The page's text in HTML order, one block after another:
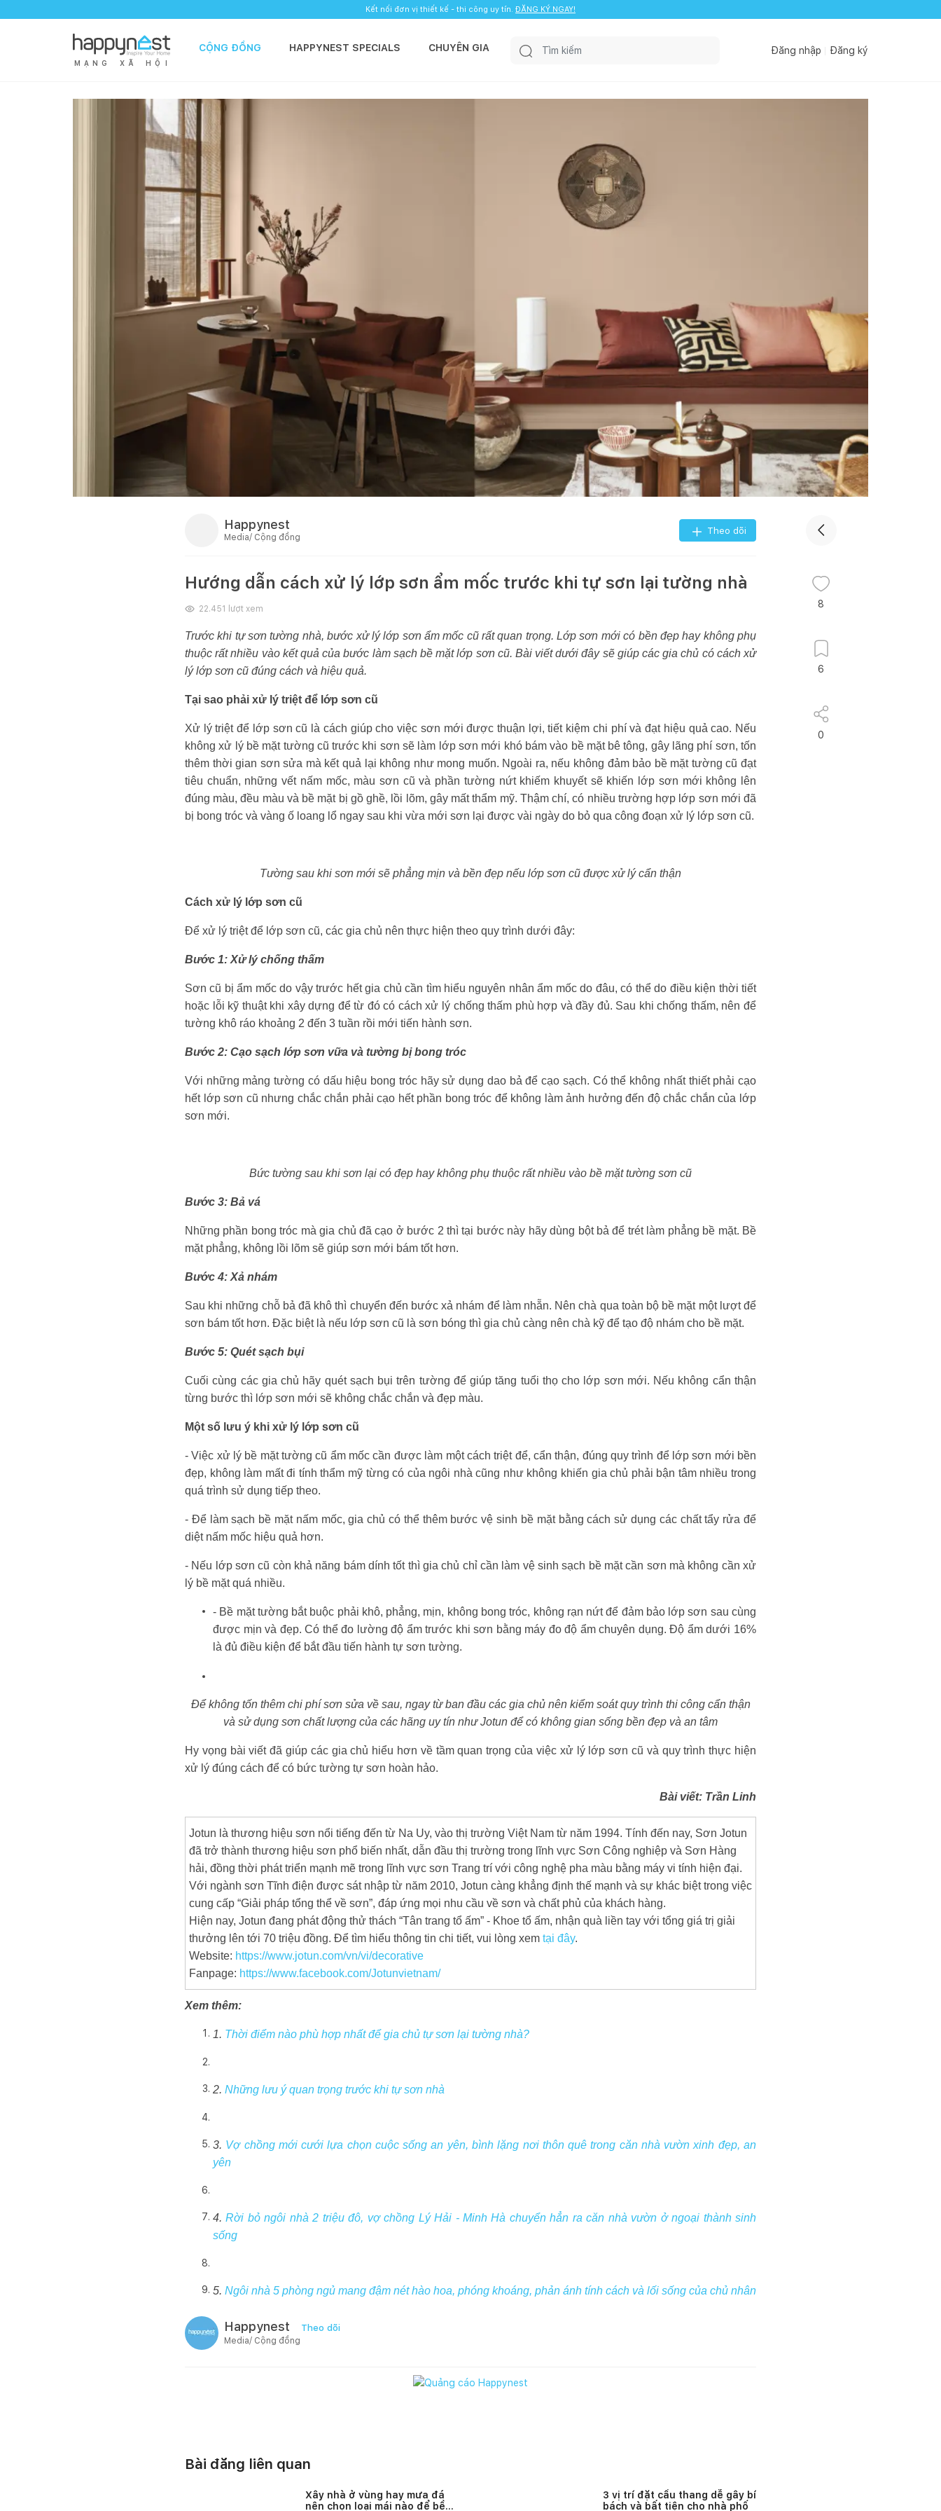
Kết nối đơn vị thiết kế - thi công uy tín. ĐĂNG KÝ NGAY!
M Ạ N G X Ã H Ộ I
CỘNG ĐỒNG HAPPYNEST SPECIALS CHUYÊN GIA Đăng nhập Đăng ký
Happynest
Media/ Cộng đồng
Theo dõi
Hướng dẫn cách xử lý lớp sơn ẩm mốc trước khi tự sơn lại tường nhà
22.451 lượt xem
Trước khi tự sơn tường nhà, bước xử lý lớp sơn ẩm mốc cũ rất quan trọng. Lớp sơn mới có bền đẹp hay không phụ
thuộc rất nhiều vào kết quả của bước làm sạch bề mặt lớp sơn cũ. Bài viết dưới đây sẽ giúp các gia chủ có cách xử
lý lớp sơn cũ đúng cách và hiệu quả.
Tại sao phải xử lý triệt để lớp sơn cũ
Xử lý triệt để lớp sơn cũ là cách giúp cho việc sơn mới được thuận lợi, tiết kiệm chi phí và đạt hiệu quả cao. Nếu
không xử lý bề mặt tường cũ trước khi sơn sẽ làm lớp sơn mới khó bám vào bề mặt bê tông, gây lãng phí sơn, tốn
thêm thời gian sơn sửa mà kết quả lại không như mong muốn. Ngoài ra, nếu không đảm bảo bề mặt tường cũ đạt
tiêu chuẩn, những vết nấm mốc, màu sơn cũ và phần tường nứt khiếm khuyết sẽ khiến lớp sơn mới không lên
đúng màu, đều màu và bề mặt bị gồ ghề, lồi lõm, gây mất thẩm mỹ. Thậm chí, có nhiều trường hợp lớp sơn mới đã
bị bong tróc và vàng ố loang lổ ngay sau khi vừa mới sơn lại được vài ngày do bỏ qua công đoạn xử lý lớp sơn cũ.
Tường sau khi sơn mới sẽ phẳng mịn và bền đẹp nếu lớp sơn cũ được xử lý cẩn thận
Cách xử lý lớp sơn cũ
Để xử lý triệt để lớp sơn cũ, các gia chủ nên thực hiện theo quy trình dưới đây:
Bước 1: Xử lý chống thấm
Sơn cũ bị ẩm mốc do vậy trước hết gia chủ cần tìm hiểu nguyên nhân ẩm mốc do đâu, có thể do điều kiện thời tiết
hoặc lỗi kỹ thuật khi xây dựng để từ đó có cách xử lý chống thấm phù hợp và đầy đủ. Sau khi chống thấm, nên để
tường khô ráo khoảng 2 đến 3 tuần rồi mới tiến hành sơn.
Bước 2: Cạo sạch lớp sơn vữa và tường bị bong tróc
Với những mảng tường có dấu hiệu bong tróc hãy sử dụng dao bả để cạo sạch. Có thể không nhất thiết phải cạo
hết lớp sơn cũ nhưng chắc chắn phải cạo hết phần bong tróc để không làm ảnh hưởng đến độ chắc chắn của lớp
sơn mới.
Bức tường sau khi sơn lại có đẹp hay không phụ thuộc rất nhiều vào bề mặt tường sơn cũ
Bước 3: Bả vá
Những phần bong tróc mà gia chủ đã cạo ở bước 2 thì tại bước này hãy dùng bột bả để trét làm phẳng bề mặt. Bề
mặt phẳng, không lồi lõm sẽ giúp sơn mới bám tốt hơn.
Bước 4: Xả nhám
Sau khi những chỗ bả đã khô thì chuyển đến bước xả nhám để làm nhẵn. Nên chà qua toàn bộ bề mặt một lượt để
sơn bám tốt hơn. Đặc biệt là nếu lớp sơn cũ là sơn bóng thì gia chủ càng nên chà kỹ để tạo độ nhám cho bề mặt.
Bước 5: Quét sạch bụi
Cuối cùng các gia chủ hãy quét sạch bụi trên tường để giúp tăng tuổi thọ cho lớp sơn mới. Nếu không cẩn thận
từng bước thì lớp sơn mới sẽ không chắc chắn và đẹp màu.
Một số lưu ý khi xử lý lớp sơn cũ
- Việc xử lý bề mặt tường cũ ẩm mốc cần được làm một cách triệt để, cẩn thận, đúng quy trình để lớp sơn mới bền
đẹp, không làm mất đi tính thẩm mỹ từng có của ngôi nhà cũng như không khiến gia chủ phải bận tâm nhiều trong
quá trình sử dụng tiếp theo.
- Để làm sạch bề mặt nấm mốc, gia chủ có thể thêm bước vệ sinh bề mặt bằng cách sử dụng các chất tẩy rửa để
diệt nấm mốc hiệu quả hơn.
- Nếu lớp sơn cũ còn khả năng bám dính tốt thì gia chủ chỉ cần làm vệ sinh sạch bề mặt cần sơn mà không cần xử
lý bề mặt quá nhiều.
- Bề mặt tường bắt buộc phải khô, phẳng, mịn, không bong tróc, không rạn nứt để đảm bảo lớp sơn sau cùng
được mịn và đẹp. Có thể đo lường độ ẩm trước khi sơn bằng máy đo độ ẩm chuyên dụng. Độ ẩm dưới 16%
là đủ điều kiện để bắt đầu tiến hành tự sơn tường.
Để không tốn thêm chi phí sơn sửa về sau, ngay từ ban đầu các gia chủ nên kiểm soát quy trình thi công cẩn thận
và sử dụng sơn chất lượng của các hãng uy tín như Jotun để có không gian sống bền đẹp và an tâm
Hy vọng bài viết đã giúp các gia chủ hiểu hơn về tầm quan trọng của việc xử lý lớp sơn cũ và quy trình thực hiện
xử lý đúng cách để có bức tường tự sơn hoàn hảo.
Bài viết: Trần Linh
Jotun là thương hiệu sơn nổi tiếng đến từ Na Uy, vào thị trường Việt Nam từ năm 1994. Tính đến nay, Sơn Jotun
đã trở thành thương hiệu sơn phổ biến nhất, dẫn đầu thị trường trong lĩnh vực Sơn Công nghiệp và Sơn Hàng
hải, đồng thời phát triển mạnh mẽ trong lĩnh vực sơn Trang trí với công nghệ pha màu bằng máy vi tính hiện đại.
Với ngành sơn Tĩnh điện được sát nhập từ năm 2010, Jotun càng khẳng định thế mạnh và sự khác biệt trong việc
cung cấp “Giải pháp tổng thể về sơn”, đáp ứng mọi nhu cầu về sơn và chất phủ của khách hàng.
Hiện nay, Jotun đang phát động thử thách “Tân trang tổ ấm” - Khoe tổ ấm, nhận quà liền tay với tổng giá trị giải
thưởng lên tới 70 triệu đồng. Để tìm hiểu thông tin chi tiết, vui lòng xem tại đây.
Website: https://www.jotun.com/vn/vi/decorative
Fanpage: https://www.facebook.com/Jotunvietnam/
Xem thêm:
1. Thời điểm nào phù hợp nhất để gia chủ tự sơn lại tường nhà?
2. Những lưu ý quan trọng trước khi tự sơn nhà
3. Vợ chồng mới cưới lựa chọn cuộc sống an yên, bình lặng nơi thôn quê trong căn nhà vườn xinh đẹp, an
yên
4.Rời bỏ ngôi nhà 2 triệu đô, vợ chồng Lý Hải - Minh Hà chuyển hẳn ra căn nhà vườn ở ngoại thành sinh
sống
5. Ngôi nhà 5 phòng ngủ mang đậm nét hào hoa, phóng khoáng, phản ánh tính cách và lối sống của chủ nhân
Happynest Theo dõi
Media/ Cộng đồng
Bài đăng liên quan
Xây nhà ở vùng hay mưa đá
nên chọn loại mái nào để bền
3 vị trí đặt cầu thang dễ gây bí
bách và bất tiện cho nhà phố
8
6
0